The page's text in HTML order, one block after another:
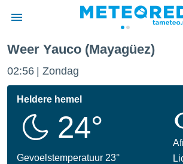
door
verstrekte
hoge
hebt de
voor
Weer Yauco (Mayagüez)
02:56 Zondag
Heldere hemel
24°
Gevoelstemperatuur 23°